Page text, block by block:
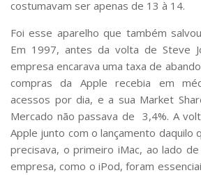
costumavam ser apenas de 13 à 14.
Foi esse aparelho que também
Em 1997, antes da volta de Steve
empresa encarava uma taxa de
compras da Apple recebia em
acessos por dia, e a sua Market
Mercado não passava de 3,4%. A
Apple junto com o lançamento daquilo
precisava, o primeiro iMac, ao lado
empresa, como o iPod, foram